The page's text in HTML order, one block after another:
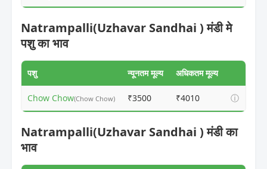
Natrampalli(Uzhavar Sandhai ) मंडी मे
पशु का भाव
पशु न्यूनतम मूल्य अधिकतम मूल्य
Chow Chow(Chow Chow) ₹3500 ₹4010 ⓘ
Natrampalli(Uzhavar Sandhai ) मंडी का
भाव